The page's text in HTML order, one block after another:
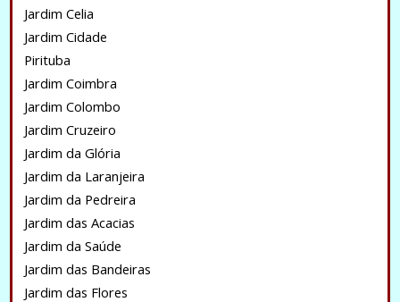
Jardim Celia
Jardim Cidade
Pirituba
Jardim Coimbra
Jardim Colombo
Jardim Cruzeiro
Jardim da Glória
Jardim da Laranjeira
Jardim da Pedreira
Jardim das Acacias
Jardim da Saúde
Jardim das Bandeiras
Jardim das Flores